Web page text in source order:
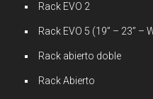
Rack EVO 2
Rack EVO 5 (19” – 23” –
Rack abierto doble
Rack Abierto